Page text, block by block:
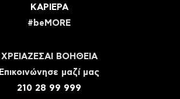
ΚΑΡΙΕΡΑ
#beMORE
ΧΡΕΙΑΖΕΣΑΙ ΒΟΗΘΕΙΑ
Eπικοινώνησε μαζί μας
210 28 99 999